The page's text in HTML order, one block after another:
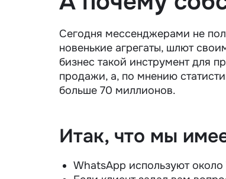
Сегодня мессенджерами не
новенькие агрегаты, шлют
бизнес такой инструмент для
продажи, а, по мнению
больше 70 миллионов.
Итак, что мы
WhatsApp используют